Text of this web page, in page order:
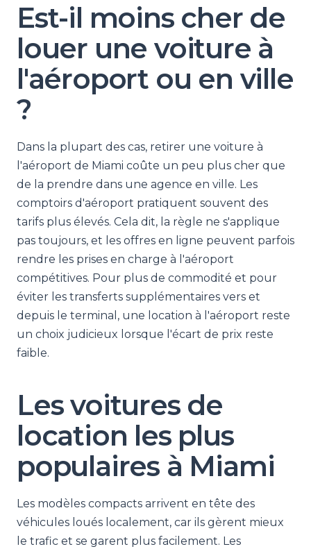
Est-il moins cher de
louer une voiture à
l'aéroport ou en ville
?
Dans la plupart des cas, retirer une voiture à
l'aéroport de Miami coûte un peu plus cher que
de la prendre dans une agence en ville. Les
comptoirs d'aéroport pratiquent souvent des
tarifs plus élevés. Cela dit, la règle ne s'applique
pas toujours, et les offres en ligne peuvent parfois
rendre les prises en charge à l'aéroport
compétitives. Pour plus de commodité et pour
éviter les transferts supplémentaires vers et
depuis le terminal, une location à l'aéroport reste
un choix judicieux lorsque l'écart de prix reste
faible.
Les voitures de
location les plus
populaires à Miami
Les modèles compacts arrivent en tête des
véhicules loués localement, car ils gèrent mieux
le trafic et se garent plus facilement. Les